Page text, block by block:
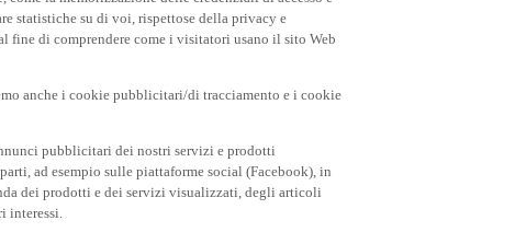
statistiche su di voi, rispettose della privacy e
fine di comprendere come i visitatori usano il sito Web
anche i cookie pubblicitari/di tracciamento e i cookie
pubblicitari dei nostri servizi e prodotti
ad esempio sulle piattaforme social (Facebook), in
dei prodotti e dei servizi visualizzati, degli articoli
interessi.